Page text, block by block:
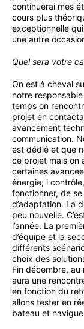
continuerai mes
cours plus
exceptionnelle qui
une autre
Quel sera votre
On est à cheval
notre
temps on
projet en
avancement
communication.
est dédié et que
ce projet mais on
certaines
énergie, i
fonctionner, de
d’adaptation. La
peu nouvelle.
l’année. La
d’équipe et la
différents
choix des
Fin décembre, au
aura une
en fonction du
allons tester en
bateau et